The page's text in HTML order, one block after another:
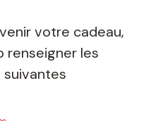
votre cadeau,
renseigner les